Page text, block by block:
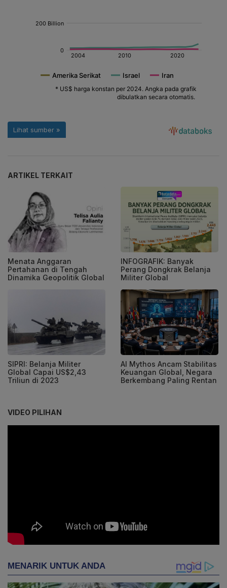
ARTIKEL TERKAIT
Menata Anggaran
Pertahanan di Tengah
Dinamika Geopolitik Global
INFOGRAFIK: Banyak
Perang Dongkrak Belanja
Militer Global
SIPRI: Belanja Militer
Global Capai US$2,43
Triliun di 2023
AI Mythos Ancam Stabilitas
Keuangan Global, Negara
Berkembang Paling Rentan
VIDEO PILIHAN